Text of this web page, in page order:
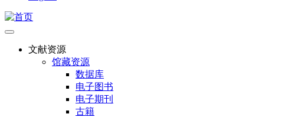
文献资源
馆藏资源
数据库
电子图书
电子期刊
古籍